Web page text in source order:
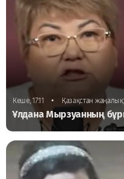
Кеше, 17:11 • Қазақстан
Ұлдана Мырзуанның